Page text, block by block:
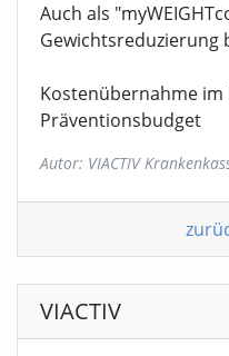
Auch als
Gewichtsreduzierung
Kostenübernahme im
Präventionsbudget
Autor: VIACTIV
VIACTIV